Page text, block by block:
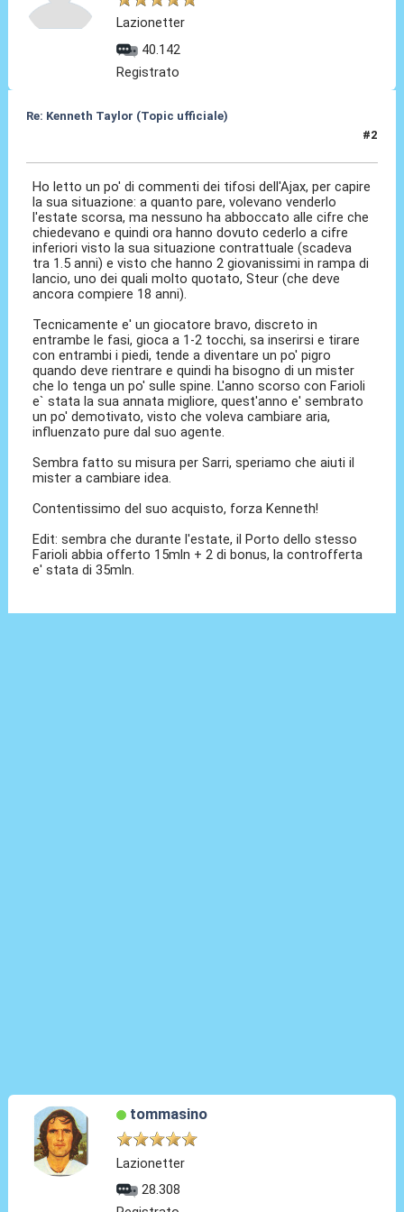
Lazionetter
40.142
Registrato
Re: Kenneth Taylor (Topic ufficiale)
#2
Ho letto un po' di commenti dei tifosi dell'Ajax, per capire
la sua situazione: a quanto pare, volevano venderlo
l'estate scorsa, ma nessuno ha abboccato alle cifre che
chiedevano e quindi ora hanno dovuto cederlo a cifre
inferiori visto la sua situazione contrattuale (scadeva
tra 1.5 anni) e visto che hanno 2 giovanissimi in rampa di
lancio, uno dei quali molto quotato, Steur (che deve
ancora compiere 18 anni).
Tecnicamente e' un giocatore bravo, discreto in
entrambe le fasi, gioca a 1-2 tocchi, sa inserirsi e tirare
con entrambi i piedi, tende a diventare un po' pigro
quando deve rientrare e quindi ha bisogno di un mister
che lo tenga un po' sulle spine. L'anno scorso con Farioli
e` stata la sua annata migliore, quest'anno e' sembrato
un po' demotivato, visto che voleva cambiare aria,
influenzato pure dal suo agente.
Sembra fatto su misura per Sarri, speriamo che aiuti il
mister a cambiare idea.
Contentissimo del suo acquisto, forza Kenneth!
Edit: sembra che durante l'estate, il Porto dello stesso
Farioli abbia offerto 15mln + 2 di bonus, la controfferta
e' stata di 35mln.
tommasino
Lazionetter
28.308